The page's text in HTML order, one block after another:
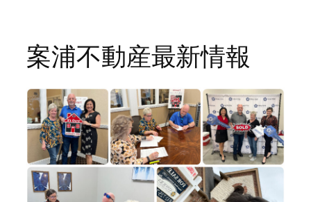
案浦不動産最新情報